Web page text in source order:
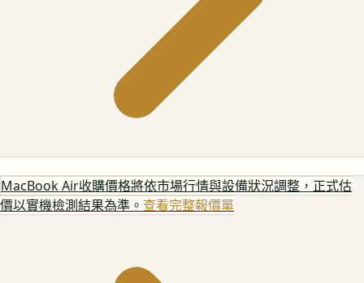
MacBook Air收購價格將依市場行情與設備狀況調整，正式估
價以實機檢測結果為準。 查看完整報價單